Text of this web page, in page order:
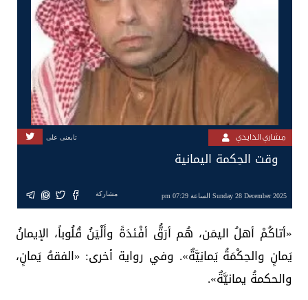
مشاري الذايدي تابعنى على
وقت الحِكمة اليمانية
Sunday 28 December 2025 الساعة 07:29 pm مشاركة
«أتاكُمْ أهلُ اليمَن، هُم أرَقُّ أفْئدَةً وأَلْيَنُ قُلُوباً، الإيمانُ
يَمانٍ والحِكْمَةُ يَمانِيَّةٌ». وفي رواية أخرى: «الفقهُ يَمانٍ،
والحكمةُ يمانيَّةٌ».